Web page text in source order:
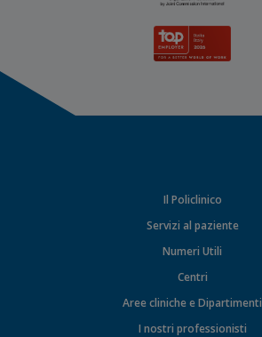
Il Policlinico
Servizi al paziente
Numeri Utili
Centri
Aree cliniche e Dipartimenti
I nostri professionisti